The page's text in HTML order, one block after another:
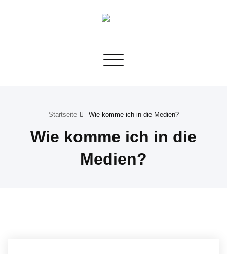
Toggle
Startseite Wie komme ich in die Medien?
Wie komme ich in die
Medien?